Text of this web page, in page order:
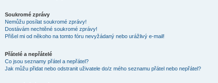
Soukromé zprávy
Nemůžu posílat soukromé zprávy!
Dostávám nechtěné soukromé zprávy!
Přišel mi od někoho na tomto fóru nevyžádaný nebo urážlivý e-mail!
Přátelé a nepřátelé
Co jsou seznamy přátel a nepřátel?
Jak můžu přidat nebo odstranit uživatele do/z mého seznamu přátel nebo nepřátel?